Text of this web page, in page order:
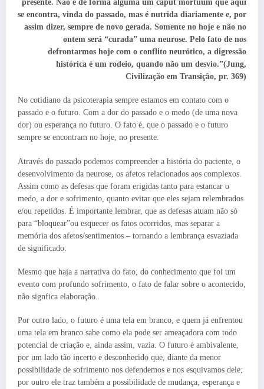
presente. Não é de forma alguma um caput mortuum que aqui
se encontra, vinda do passado, mas é nutrida diariamente e, por
assim dizer, sempre de novo gerada. Somente no hoje e não no
ontem será “curada” uma neurose. Pelo fato de nos
defrontarmos hoje com o conflito neurótico, a digressão
histórica é um rodeio, quando não um desvio.”(Jung,
Civilização em Transição, pr. 369)
No cotidiano da psicoterapia sempre estamos em contato com o
passado e o futuro. Com a dor do passado e o medo (de uma nova
dor) ou esperança no futuro. O fato é, que o passado e o futuro
sempre se encontram no hoje, no presente.
Através do passado podemos compreender a história do paciente, o
desenvolvimento da neurose, os afetos relacionados aos complexos.
Assim como as defesas que foram erigidas tanto para estancar o
medo, a dor e sofrimento, quanto evitar que eles sejam relembrados
e/ou repetidos. É importante lembrar, que as defesas atuam não só
para “bloquear”ou esquecer os fatos ocorridos, mas separar a
memória dos afetos/sentimentos – tornando a lembrança esvaziada
de significado.
Mesmo que haja a narrativa do fato, do conhecimento que foi um
evento com profundo sofrimento, o fato de falar sobre o acontecido,
não signfica elaboração.
Por outro lado, o futuro é uma tela em branco, e quem já enfrentou
uma tela em branco sabe como ela pode ser ameaçadora com todo
potencial de criação e, ainda assim, vazia. O futuro é ambivalente,
por um lado tão incerto e desconhecido que, diante da menor
possibilidade de sofrimento nos defendemos e nos esquivamos dele;
por outro ele traz também a possibilidade de mudança, esperança e